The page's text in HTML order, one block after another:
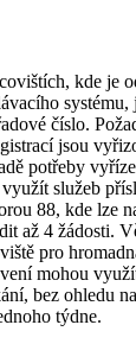
kde je
systému,
číslo.
jsou
potřeby
služeb
88, kde lze
až 4 žádosti.
pro
mohou
bez ohledu
týdne.